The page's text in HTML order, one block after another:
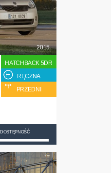
2015
HATCHBACK 5DR
RĘCZNA
PRZEDNI
DOSTĘPNOŚĆ